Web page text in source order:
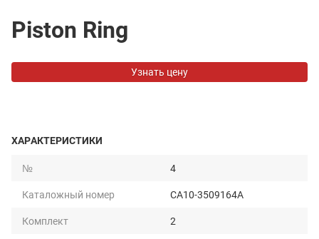
Piston Ring
Узнать цену
ХАРАКТЕРИСТИКИ
№
4
Каталожный номер
CA10-3509164A
Комплект
2